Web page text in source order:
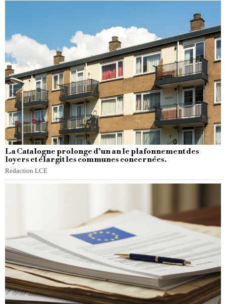
La Catalogne prolonge d’un an le plafonnement des
loyers et élargit les communes concernées.
Redaction LCE